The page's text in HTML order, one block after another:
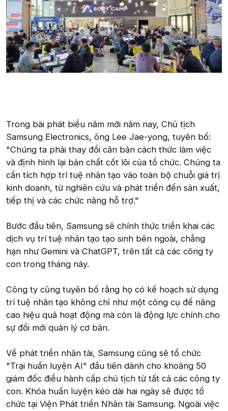
Trong bài phát biểu năm mới năm nay, Chủ tịch
Samsung Electronics, ông Lee Jae-yong, tuyên bố:
"Chúng ta phải thay đổi căn bản cách thức làm việc
và định hình lại bản chất cốt lõi của tổ chức. Chúng ta
cần tích hợp trí tuệ nhân tạo vào toàn bộ chuỗi giá trị
kinh doanh, từ nghiên cứu và phát triển đến sản xuất,
tiếp thị và các chức năng hỗ trợ."
Bước đầu tiên, Samsung sẽ chính thức triển khai các
dịch vụ trí tuệ nhân tạo tạo sinh bên ngoài, chẳng
hạn như Gemini và ChatGPT, trên tất cả các công ty
con trong tháng này.
Công ty cũng tuyên bố rằng họ có kế hoạch sử dụng
trí tuệ nhân tạo không chỉ như một công cụ để nâng
cao hiệu quả hoạt động mà còn là động lực chính cho
sự đổi mới quản lý cơ bản.
Về phát triển nhân tài, Samsung cũng sẽ tổ chức
"Trại huấn luyện AI" đầu tiên dành cho khoảng 50
giám đốc điều hành cấp chủ tịch từ tất cả các công ty
con. Khóa huấn luyện kéo dài hai ngày sẽ được tổ
chức tại Viện Phát triển Nhân tài Samsung. Ngoài việc